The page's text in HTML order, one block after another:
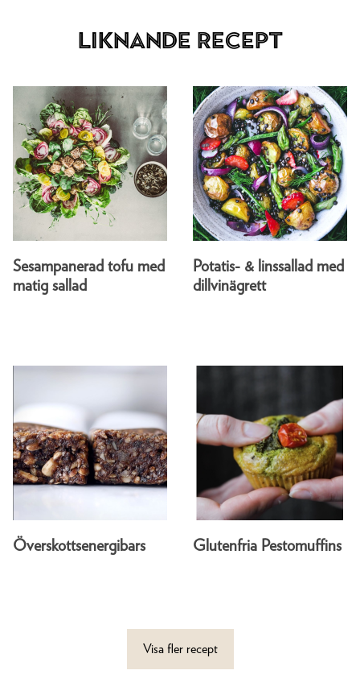
Liknande recept
Sesampanerad tofu med
matig sallad
Potatis- & linssallad med
dillvinägrett
Överskottsenergibars Glutenfria Pestomuffins
Visa fler recept